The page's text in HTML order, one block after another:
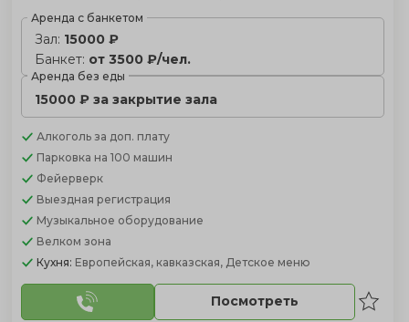
Аренда с банкетом
Зал: 15000 ₽
Банкет: от 3500 ₽/чел.
Аренда без еды
15000 ₽ за закрытие зала
Алкоголь за доп. плату
Парковка на 100 машин
Фейерверк
Выездная регистрация
Музыкальное оборудование
Велком зона
Кухня: Европейская, кавказская, Детское меню
Посмотреть